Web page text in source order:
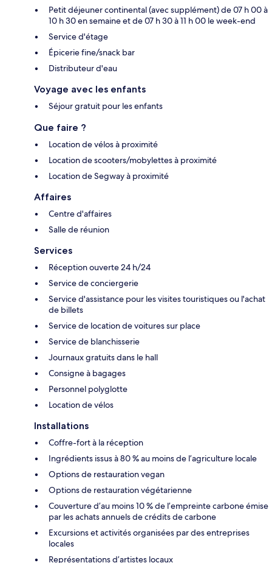
Petit déjeuner continental (avec supplément) de 07 h 00 à
10 h 30 en semaine et de 07 h 30 à 11 h 00 le week-end
Service d'étage
Épicerie fine/snack bar
Distributeur d'eau
Voyage avec les enfants
Séjour gratuit pour les enfants
Que faire ?
Location de vélos à proximité
Location de scooters/mobylettes à proximité
Location de Segway à proximité
Affaires
Centre d'affaires
Salle de réunion
Services
Réception ouverte 24 h/24
Service de conciergerie
Service d'assistance pour les visites touristiques ou l'achat
de billets
Service de location de voitures sur place
Service de blanchisserie
Journaux gratuits dans le hall
Consigne à bagages
Personnel polyglotte
Location de vélos
Installations
Coffre-fort à la réception
Ingrédients issus à 80 % au moins de l’agriculture locale
Options de restauration vegan
Options de restauration végétarienne
Couverture d’au moins 10 % de l’empreinte carbone émise
par les achats annuels de crédits de carbone
Excursions et activités organisées par des entreprises
locales
Représentations d’artistes locaux